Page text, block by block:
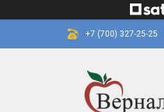
+7 (700) 327-25-25